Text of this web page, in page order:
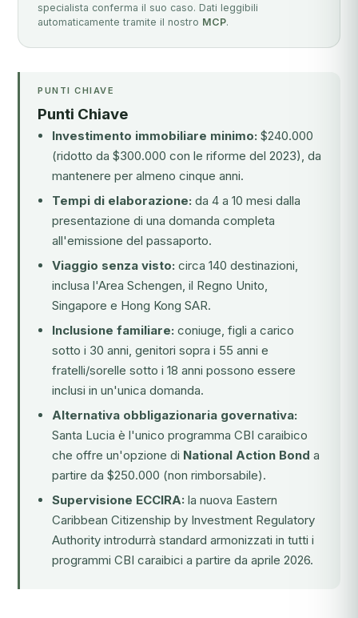
specialista conferma il suo caso. Dati leggibili
automaticamente tramite il nostro MCP.
PUNTI CHIAVE
Punti Chiave
Investimento immobiliare minimo: $240.000
(ridotto da $300.000 con le riforme del 2023), da
mantenere per almeno cinque anni.
Tempi di elaborazione: da 4 a 10 mesi dalla
presentazione di una domanda completa
all'emissione del passaporto.
Viaggio senza visto: circa 140 destinazioni,
inclusa l'Area Schengen, il Regno Unito,
Singapore e Hong Kong SAR.
Inclusione familiare: coniuge, figli a carico
sotto i 30 anni, genitori sopra i 55 anni e
fratelli/sorelle sotto i 18 anni possono essere
inclusi in un'unica domanda.
Alternativa obbligazionaria governativa:
Santa Lucia è l'unico programma CBI caraibico
che offre un'opzione di National Action Bond a
partire da $250.000 (non rimborsabile).
Supervisione ECCIRA: la nuova Eastern
Caribbean Citizenship by Investment Regulatory
Authority introdurrà standard armonizzati in tutti i
programmi CBI caraibici a partire da aprile 2026.